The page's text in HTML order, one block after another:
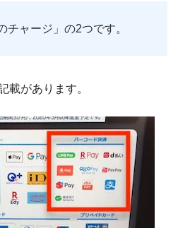
チャージ」の2つです。
載があります。